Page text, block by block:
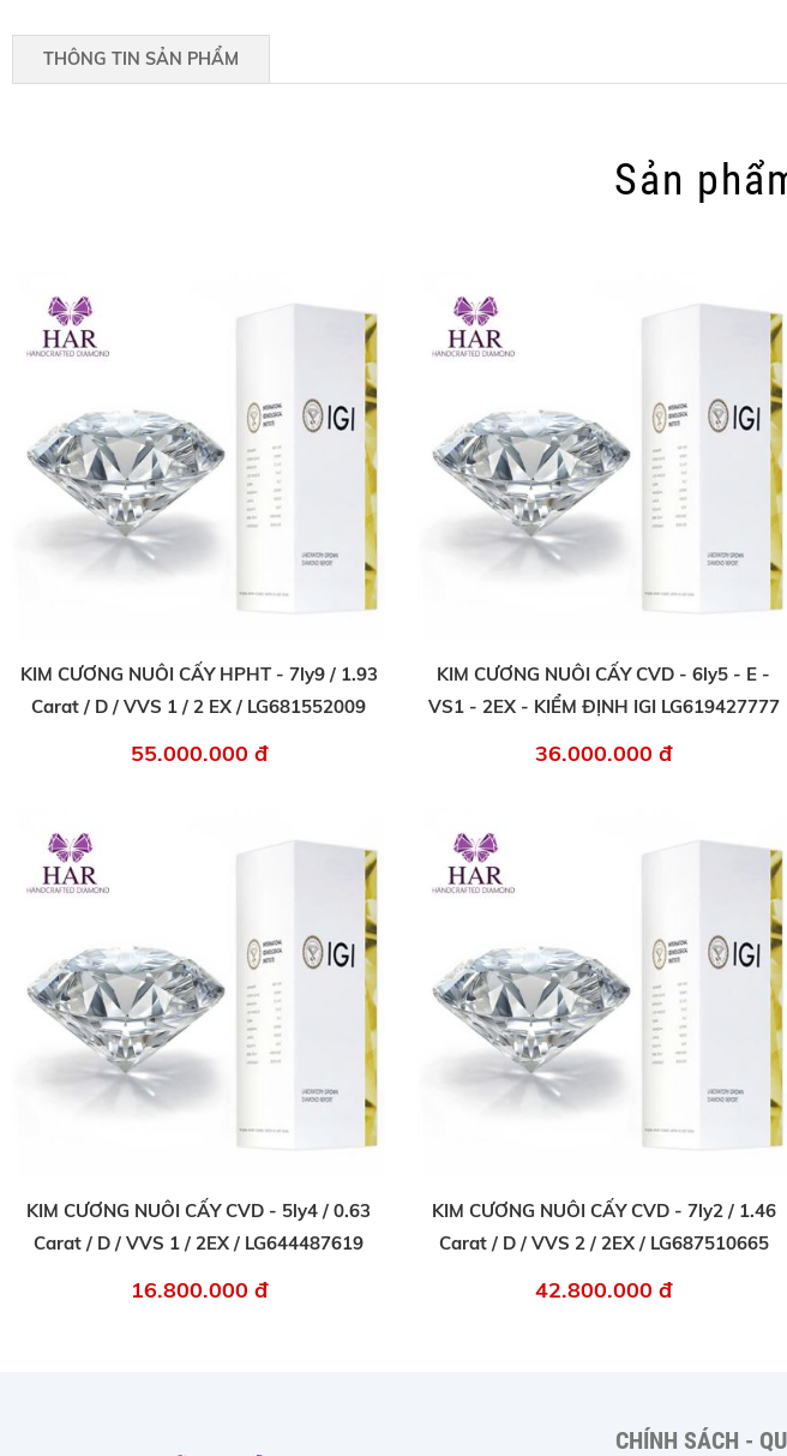
THÔNG TIN SẢN PHẨM
Sản
KIM CƯƠNG NUÔI CẤY HPHT - 7ly9 / 1.93
Carat / D / VVS 1 / 2 EX / LG681552009
55.000.000 đ
KIM CƯƠNG NUÔI CẤY CVD - 6ly5 - E -
VS1 - 2EX - KIỂM ĐỊNH IGI LG619427777
36.000.000 đ
KIM CƯƠNG NUÔI CẤY CVD - 5ly4 / 0.63
Carat / D / VVS 1 / 2EX / LG644487619
16.800.000 đ
KIM CƯƠNG NUÔI CẤY CVD - 7ly2 / 1.46
Carat / D / VVS 2 / 2EX / LG687510665
42.800.000 đ
CHÍNH SÁCH -